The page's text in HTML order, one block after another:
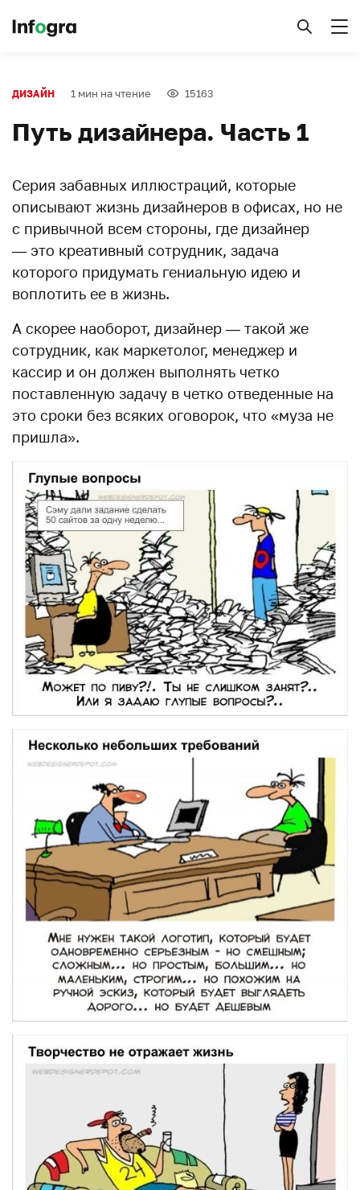
ДИЗАЙН 1 мин на чтение 15163
Путь дизайнера. Часть 1
Серия забавных иллюстраций, которые
описывают жизнь дизайнеров в офисах, но не
с привычной всем стороны, где дизайнер
— это креативный сотрудник, задача
которого придумать гениальную идею и
воплотить ее в жизнь.
А скорее наоборот, дизайнер — такой же
сотрудник, как маркетолог, менеджер и
кассир и он должен выполнять четко
поставленную задачу в четко отведенные на
это сроки без всяких оговорок, что «муза не
пришла».